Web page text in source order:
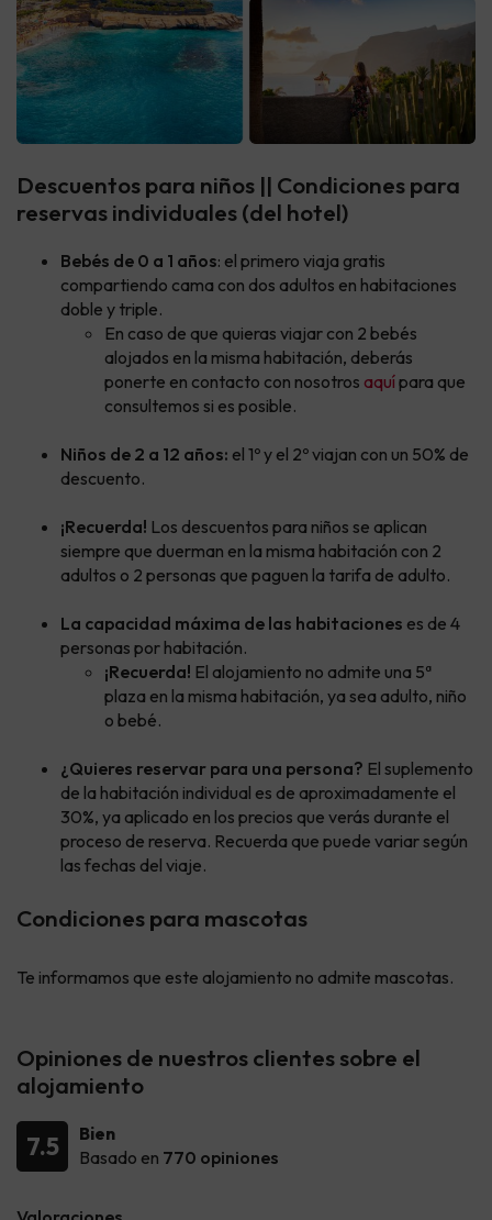
Descuentos para niños || Condiciones para
reservas individuales (del hotel)
Bebés de 0 a 1 años: el primero viaja gratis
compartiendo cama con dos adultos en habitaciones
doble y triple.
En caso de que quieras viajar con 2 bebés
alojados en la misma habitación, deberás
ponerte en contacto con nosotros aquípara que
consultemos si es posible.
Niños de 2 a 12 años: el 1º y el 2º viajan con un 50% de
descuento.
¡Recuerda! Los descuentos para niños se aplican
siempre que duerman en la misma habitación con 2
adultos o 2 personas que paguen la tarifa de adulto.
La capacidad máxima de las habitaciones es de 4
personas por habitación.
¡Recuerda! El alojamiento no admite una 5ª
plaza en la misma habitación, ya sea adulto, niño
o bebé.
¿Quieres reservar para una persona? El suplemento
de la habitación individual es de aproximadamente el
30%, ya aplicado en los precios que verás durante el
proceso de reserva. Recuerda que puede variar según
las fechas del viaje.
Condiciones para mascotas
Te informamos que este alojamiento no admite mascotas.
Opiniones de nuestros clientes sobre el
alojamiento
7.5
Bien
Basado en 770 opiniones